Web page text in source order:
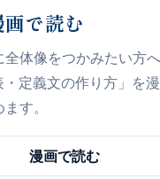
で読む
体像をつかみたい方
・定義文の作り方」を
す。
漫画で読む